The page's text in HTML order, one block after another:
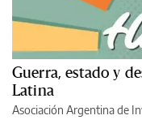
Guerra, estado y
Latina
Asociación Argentina de